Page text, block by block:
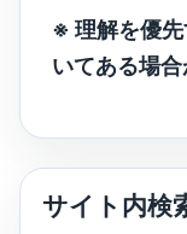
※ 理解を優
いてある場
サイト内検